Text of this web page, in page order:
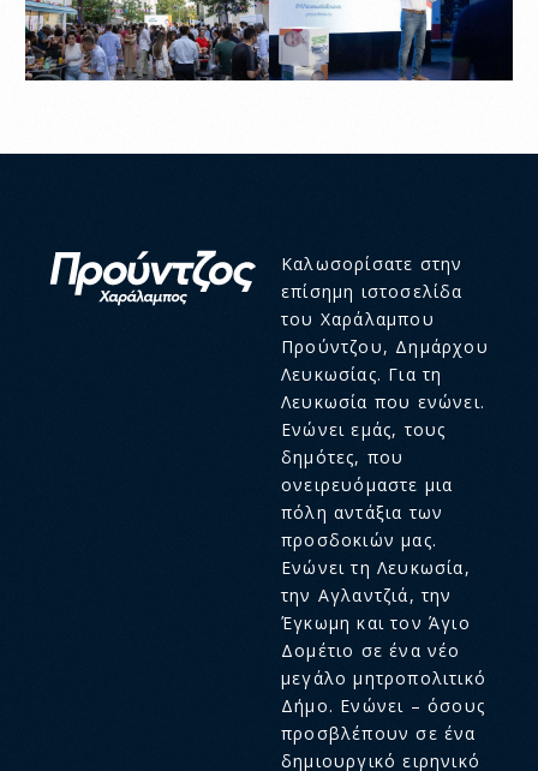
Καλωσορίσατε στην
επίσημη ιστοσελίδα
του Χαράλαμπου
Προύντζου, Δημάρχου
Λευκωσίας. Για τη
Λευκωσία που ενώνει.
Ενώνει εμάς, τους
δημότες, που
ονειρευόμαστε μια
πόλη αντάξια των
προσδοκιών μας.
Ενώνει τη Λευκωσία,
την Αγλαντζιά, την
Έγκωμη και τον Άγιο
Δομέτιο σε ένα νέο
μεγάλο μητροπολιτικό
Δήμο. Ενώνει – όσους
προσβλέπουν σε ένα
δημιουργικό ειρηνικό